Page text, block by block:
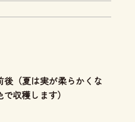
後（夏は実が柔らかくな
収穫します）